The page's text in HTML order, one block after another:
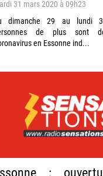
31 mars 2020 à 09h23
dimanche 29 au lundi
de plus sont
en Essonne ind...
: